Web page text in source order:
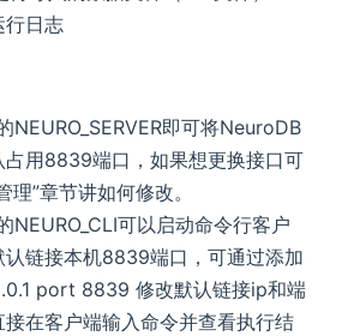
行日志
NEURO_SERVER即可将NeuroDB
占用8839端口，如果想更换接口可
理”章节讲如何修改。
NEURO_CLI可以启动命令行客户
认链接本机8839端口，可通过添加
port 8839 修改默认链接ip和端
在客户端输入命令并查看执行结